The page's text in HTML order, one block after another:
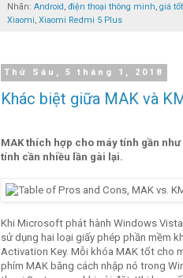
Nhãn: Android , điện thoại thông minh, giá tốt
Xiaomi, Xiaomi Redmi 5 Plus
Thứ Sáu, 5 tháng 1, 2018
Khác biệt giữa MAK và
MAK thích hợp cho máy tính gần
tính cần nhiều lần gài lại.
Khi Microsoft phát hành Windows
sử dụng hai loại giấy phép phần mềm
Activation Key. Mỗi khóa MAK tốt cho
phím MAK bằng cách nhập nó trong